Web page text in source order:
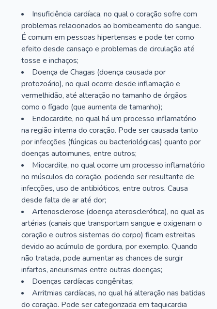
Insuficiência cardíaca, no qual o coração sofre com
problemas relacionados ao bombeamento do sangue.
É comum em pessoas hipertensas e pode ter como
efeito desde cansaço e problemas de circulação até
tosse e inchaços;
Doença de Chagas (doença causada por
protozoário), no qual ocorre desde inflamação e
vermelhidão, até alteração no tamanho de órgãos
como o fígado (que aumenta de tamanho);
Endocardite, no qual há um processo inflamatório
na região interna do coração. Pode ser causada tanto
por infecções (fúngicas ou bacteriológicas) quanto por
doenças autoimunes, entre outros;
Miocardite, no qual ocorre um processo inflamatório
no músculos do coração, podendo ser resultante de
infecções, uso de antibióticos, entre outros. Causa
desde falta de ar até dor;
Arteriosclerose (doença aterosclerótica), no qual as
artérias (canais que transportam sangue e oxigenam o
coração e outros sistemas do corpo) ficam estreitas
devido ao acúmulo de gordura, por exemplo. Quando
não tratada, pode aumentar as chances de surgir
infartos, aneurismas entre outras doenças;
Doenças cardíacas congênitas;
Arritmias cardíacas, no qual há alteração nas batidas
do coração. Pode ser categorizada em taquicardia